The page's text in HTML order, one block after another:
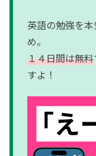
英語の勉強を
め。
１４日間は無料
すよ！